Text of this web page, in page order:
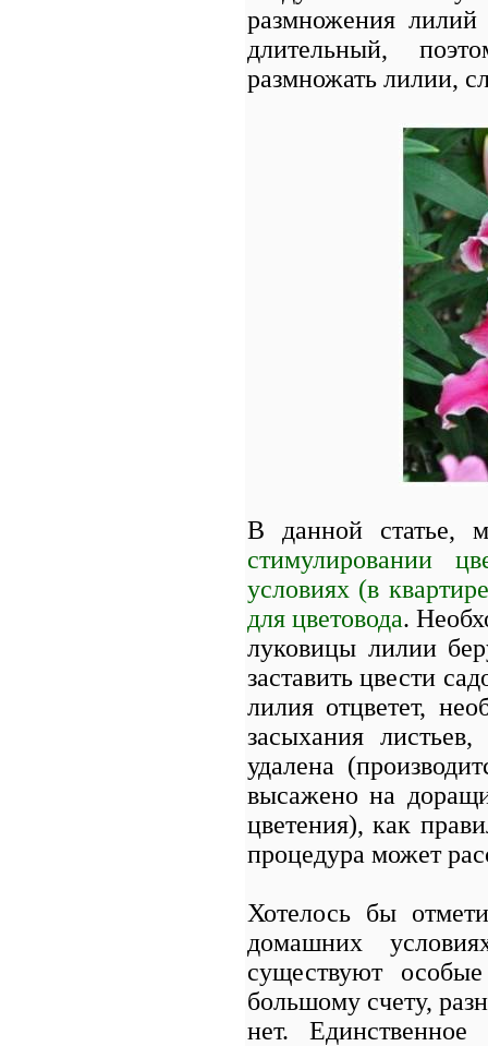
размножения
длительный,
размножать лилии,
В данной статье,
стимулировании
условиях (в
для цветовода.
луковицы лилии
заставить цвести
лилия отцветет,
засыхания
удалена
высажено на
цветения), как
процедура может
Хотелось бы
домашних
существуют
большому счету,
нет.